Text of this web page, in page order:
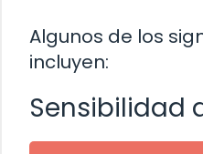
Algunos de los
incluyen:
Sensibilidad